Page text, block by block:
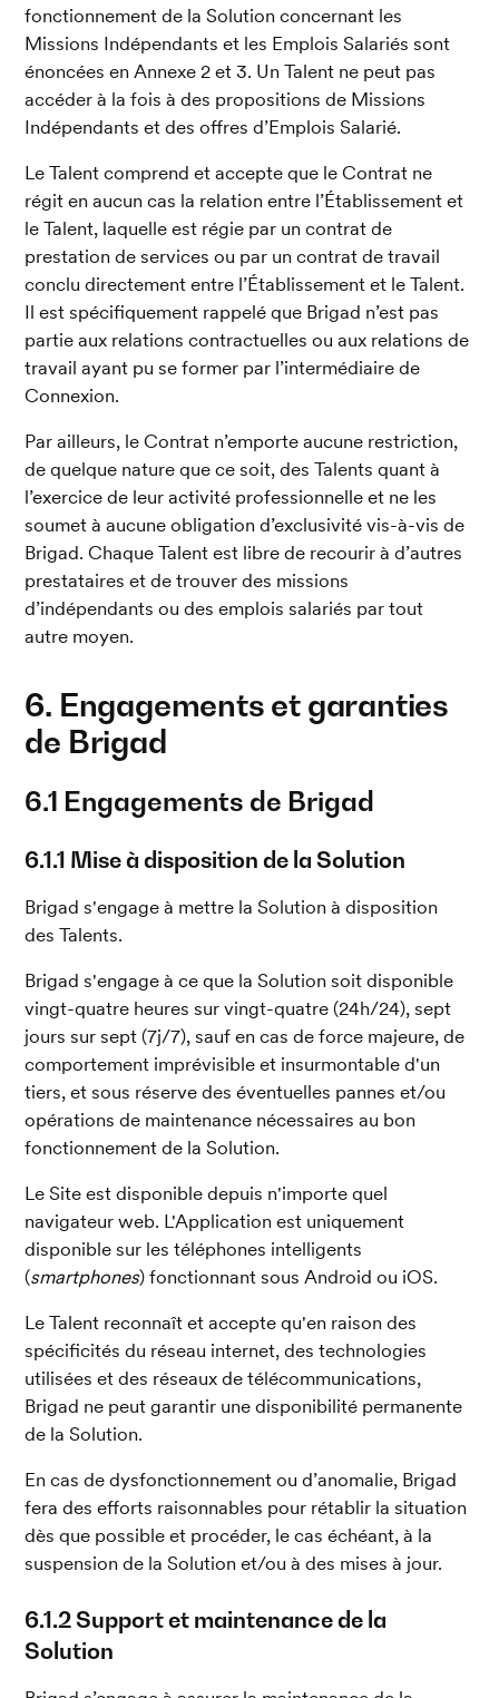
fonctionnement de la Solution concernant les
Missions Indépendants et les Emplois Salariés sont
énoncées en Annexe 2 et 3. Un Talent ne peut pas
accéder à la fois à des propositions de Missions
Indépendants et des offres d’Emplois Salarié.
Le Talent comprend et accepte que le Contrat ne
régit en aucun cas la relation entre l’Établissement et
le Talent, laquelle est régie par un contrat de
prestation de services ou par un contrat de travail
conclu directement entre l’Établissement et le Talent.
Il est spécifiquement rappelé que Brigad n’est pas
partie aux relations contractuelles ou aux relations de
travail ayant pu se former par l’intermédiaire de
Connexion.
Par ailleurs, le Contrat n’emporte aucune restriction,
de quelque nature que ce soit, des Talents quant à
l’exercice de leur activité professionnelle et ne les
soumet à aucune obligation d’exclusivité vis-à-vis de
Brigad. Chaque Talent est libre de recourir à d’autres
prestataires et de trouver des missions
d’indépendants ou des emplois salariés par tout
autre moyen.
6. Engagements et garanties
de Brigad
6.1 Engagements de Brigad
6.1.1 Mise à disposition de la Solution
Brigad s'engage à mettre la Solution à disposition
des Talents.
Brigad s'engage à ce que la Solution soit disponible
vingt-quatre heures sur vingt-quatre (24h/24), sept
jours sur sept (7j/7), sauf en cas de force majeure, de
comportement imprévisible et insurmontable d'un
tiers, et sous réserve des éventuelles pannes et/ou
opérations de maintenance nécessaires au bon
fonctionnement de la Solution.
Le Site est disponible depuis n'importe quel
navigateur web. L'Application est uniquement
disponible sur les téléphones intelligents
(smartphones) fonctionnant sous Android ou iOS.
Le Talent reconnaît et accepte qu'en raison des
spécificités du réseau internet, des technologies
utilisées et des réseaux de télécommunications,
Brigad ne peut garantir une disponibilité permanente
de la Solution.
En cas de dysfonctionnement ou d’anomalie, Brigad
fera des efforts raisonnables pour rétablir la situation
dès que possible et procéder, le cas échéant, à la
6.1.2 Support et maintenance de la
Solution